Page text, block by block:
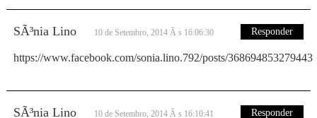
SÃ³nia Lino 10 de Setembro, 2014 Ã s 16:06:30 Responder
https://www.facebook.com/sonia.lino.792/posts/368694853279443
SÃ³nia Lino 10 de Setembro, 2014 Ã s 16:10:41 Responder